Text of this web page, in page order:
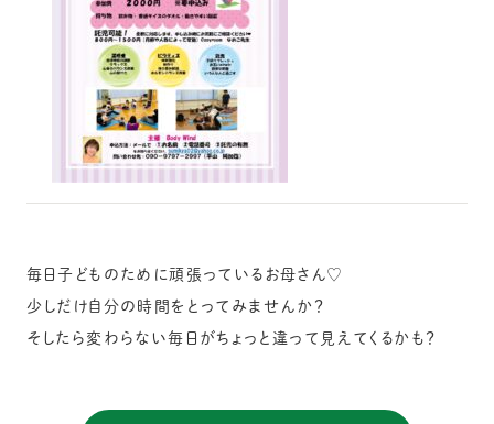
毎日子どものために頑張っているお母さん♡
少しだけ自分の時間をとってみませんか？
そしたら変わらない毎日がちょっと違って見えてくるかも？